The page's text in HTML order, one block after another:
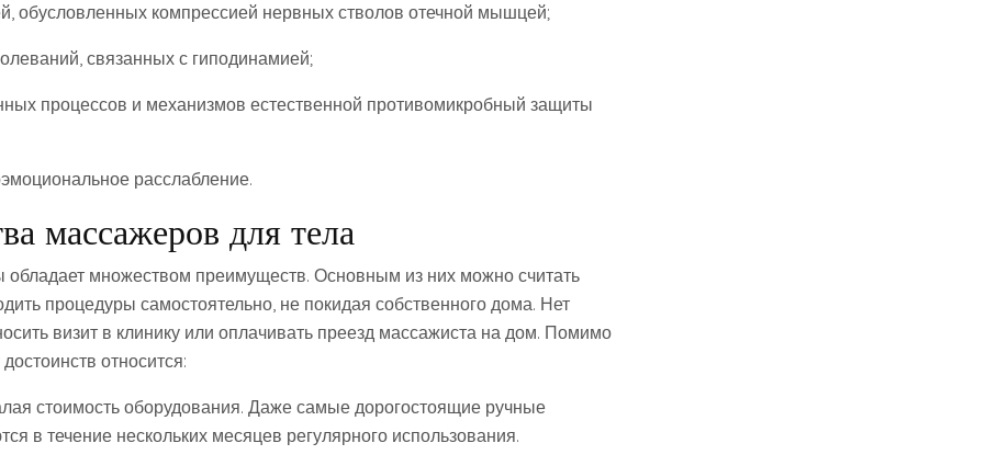
обусловленных компрессией нервных стволов отечной мышцей;
связанных с гиподинамией;
процессов и механизмов естественной противомикробный защиты
расслабление.
массажеров для тела
множеством преимуществ. Основным из них можно считать
процедуры самостоятельно, не покидая собственного дома. Нет
визит в клинику или оплачивать преезд массажиста на дом. Помимо
относится:
стоимость оборудования. Даже самые дорогостоящие ручные
в течение нескольких месяцев регулярного использования.